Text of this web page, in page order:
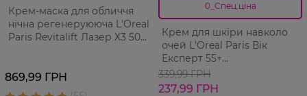
Крем-маска для обличчя
нічна регенеруююча L'Oreal
Paris Revitalift Лазер Х3 50
869,99 ГРН
0_Спец.ціна
Крем для шкіри навколо
очей L'Оreal Paris Вік
Експерт 55+
відновлювальний 15 мл
339,99 ГРН
237,99 ГРН